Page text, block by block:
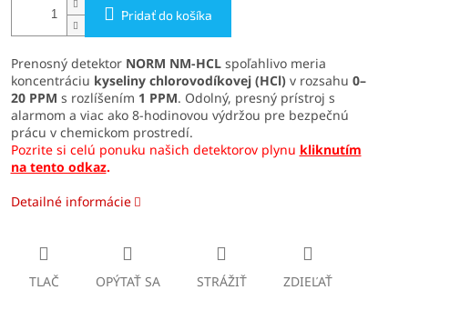
Pridať do košíka
Prenosný detektor NORM NM-HCLspoľahlivo meria
koncentráciu kyseliny chlorovodíkovej (HCl)v rozsahu 0–
20 PPM s rozlíšením 1 PPM. Odolný, presný prístroj s
alarmom a viac ako 8-hodinovou výdržou pre bezpečnú
prácu v chemickom prostredí.
Pozrite si celú ponuku našich detektorov plynu kliknutím
na tento odkaz.
Detailné informácie
TLAČ OPÝTAŤ SA STRÁŽIŤ ZDIEĽAŤ